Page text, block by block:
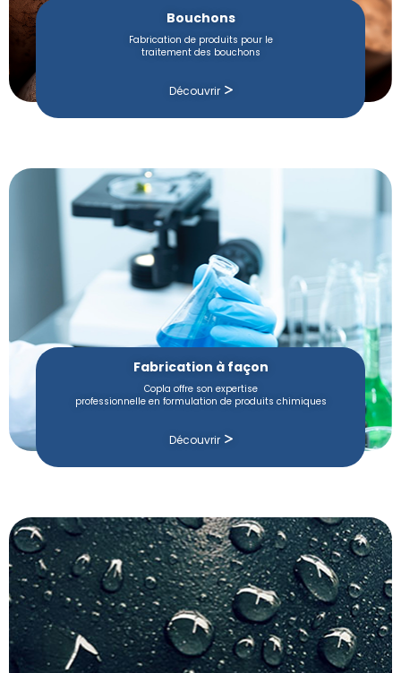
Bouchons
Fabrication de produits pour le
traitement des bouchons
Découvrir
Fabrication à façon
Copla offre son expertise
professionnelle en formulation de produits chimiques
Découvrir